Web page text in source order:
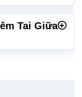
Tai Giữa